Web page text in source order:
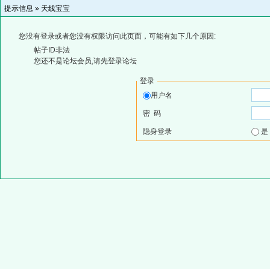
提示信息 » 天线宝宝
您没有登录或者您没有权限访问此页面，可能有如下几个原因:
帖子ID非法
您还不是论坛会员,请先登录论坛
登录
用户名
密 码
隐身登录